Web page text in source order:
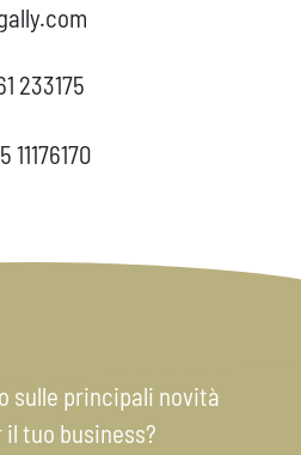
233175
11176170
sulle principali novità
tuo business?